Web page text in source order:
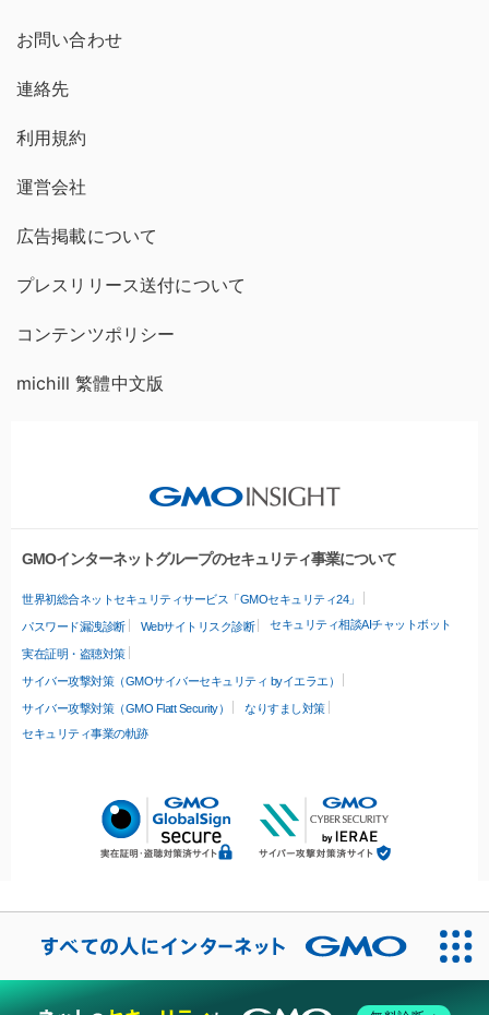
お問い合わせ
連絡先
利用規約
運営会社
広告掲載について
プレスリリース送付について
コンテンツポリシー
michill 繁體中文版
GMOインターネットグループのセキュリティ事業について
世界初総合ネットセキュリティサービス「GMOセキュリティ24」
パスワード漏洩診断 Webサイトリスク診断 セキュリティ相談AIチャットボット
実在証明・盗聴対策
サイバー攻撃対策（GMOサイバーセキュリティ byイエラエ）
サイバー攻撃対策（GMO Flatt Security）
なりすまし対策
セキュリティ事業の軌跡